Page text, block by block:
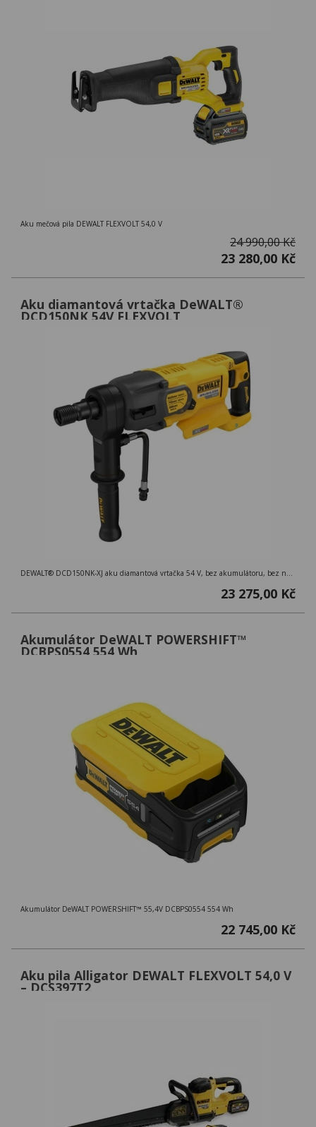
Aku mečová pila DEWALT FLEXVOLT 54,0 V
24 990,00 Kč
23 280,00 Kč
Aku diamantová vrtačka DeWALT®
DCD150NK 54V FLEXVOLT
DEWALT® DCD150NK-XJ aku diamantová vrtačka 54 V, bez akumulátoru, bez nabíječky, kufřík
23 275,00 Kč
Akumulátor DeWALT POWERSHIFT™
DCBPS0554 554 Wh
Akumulátor DeWALT POWERSHIFT™ 55,4V DCBPS0554 554 Wh
22 745,00 Kč
Aku pila Alligator DEWALT FLEXVOLT 54,0 V
– DCS397T2